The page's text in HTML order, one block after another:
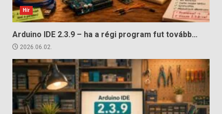
Hír
Arduino IDE 2.3.9 – ha a régi program fut tovább…
2026.06.02.